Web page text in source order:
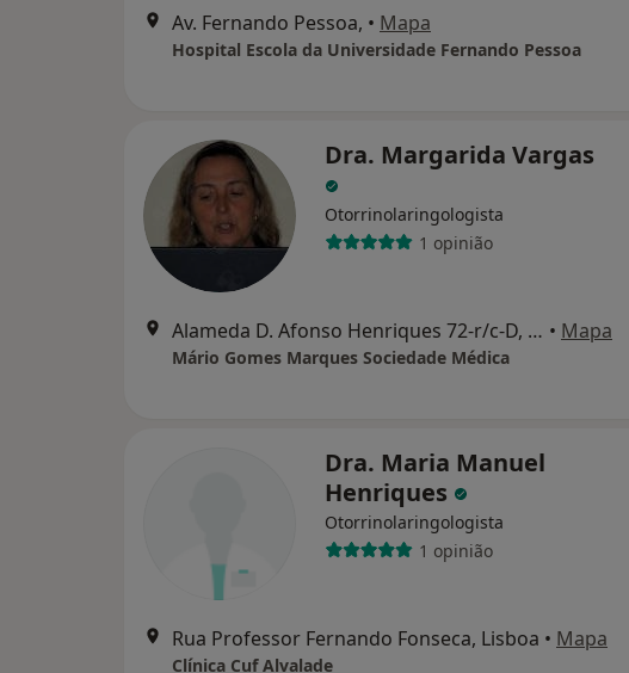
Av. Fernando Pessoa, • Mapa
Hospital Escola da Universidade Fernando Pessoa
Dra. Margarida Vargas
Otorrinolaringologista
1 opinião
Alameda D. Afonso Henriques 72-r/c-D, Lisboa • Mapa
Mário Gomes Marques Sociedade Médica
Dra. Maria Manuel
Henriques
Otorrinolaringologista
1 opinião
Rua Professor Fernando Fonseca, Lisboa • Mapa
Clínica Cuf Alvalade